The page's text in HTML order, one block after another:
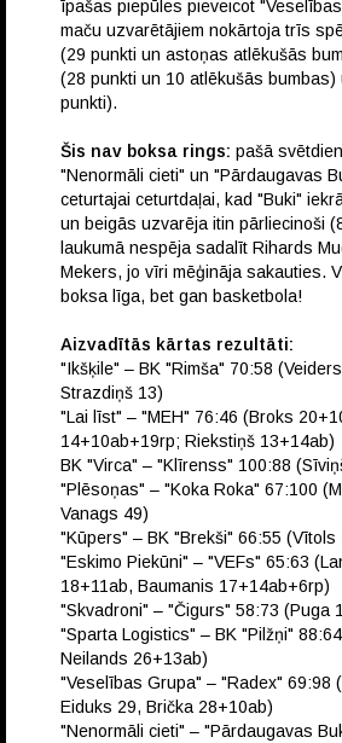
īpašas piepūles pieveicot
maču uzvarētājiem nokārtoja trīs
(29 punkti un astoņas atlēkušās
(28 punkti un 10 atlēkušās
punkti).
Šis nav boksa rings: pašā
"Nenormāli cieti" un "Pārdaugavas
ceturtajai ceturtdaļai, kad "Buki"
un beigās uzvarēja itin pārliecinoši
laukumā nespēja sadalīt Rihards
Mekers, jo vīri mēģināja sakauties.
boksa līga, bet gan basketbola!
Aizvadītās kārtas rezultāti:
"Ikšķile" – BK "Rimša" 70:58
Strazdiņš 13)
"Lai līst" – "MEH" 76:46 (Broks
14+10ab+19rp; Riekstiņš 13+14ab)
BK "Virca" – "Klīrenss" 100:88
"Plēsoņas" – "Koka Roka" 67:100
Vanags 49)
"Kūpers" – BK "Brekši" 66:55 (Vītols
"Eskimo Piekūni" – "VEFs" 65:63
18+11ab, Baumanis 17+14ab+6rp)
"Skvadroni" – "Čigurs" 58:73 (Puga
"Sparta Logistics" – BK "Pilžņi"
Neilands 26+13ab)
"Veselības Grupa" – "Radex" 69:98
Eiduks 29, Brička 28+10ab)
"Nenormāli cieti" – "Pārdaugavas